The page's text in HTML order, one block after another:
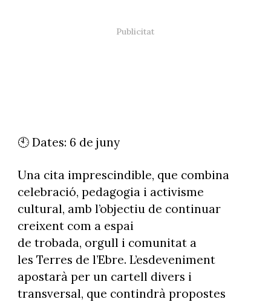
🕙 Dates: 6 de juny
Una cita imprescindible, que combina
celebració, pedagogia i activisme
cultural, amb l’objectiu de continuar
creixent com a espai
de trobada, orgull i comunitat a
les Terres de l’Ebre. L’esdeveniment
apostarà per un cartell divers i
transversal, que contindrà propostes